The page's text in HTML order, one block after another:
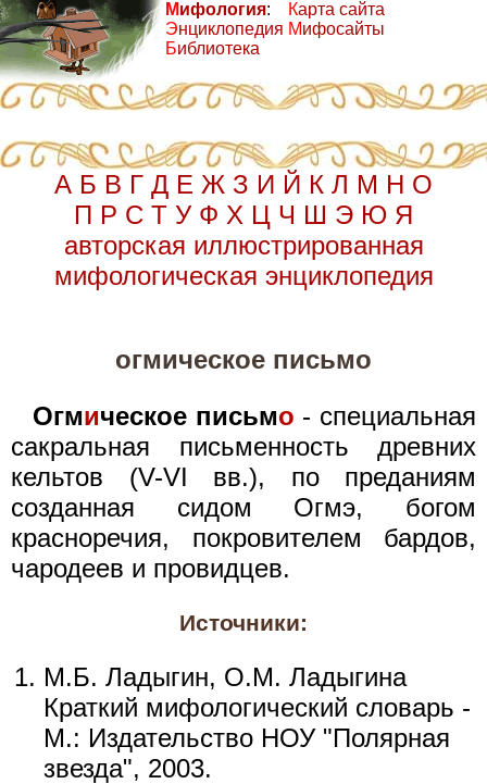
Мифология:
Энциклопедия
Библиотека
Карта сайта
Мифосайты
А Б В Г Д Е Ж З И Й К Л М Н О
П Р С Т У Ф Х Ц Ч Ш Э Ю Я
авторская иллюстрированная
мифологическая энциклопедия
огмическое письмо
Огмическое письмо - специальная
сакральная письменность древних
кельтов (V-VI вв.), по преданиям
созданная сидом Огмэ, богом
красноречия, покровителем бардов,
чародеев и провидцев.
Источники:
М.Б. Ладыгин, О.М. Ладыгина
Краткий мифологический словарь -
М.: Издательство НОУ "Полярная
звезда", 2003.